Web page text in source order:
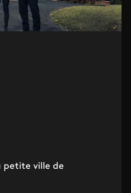
petite ville de